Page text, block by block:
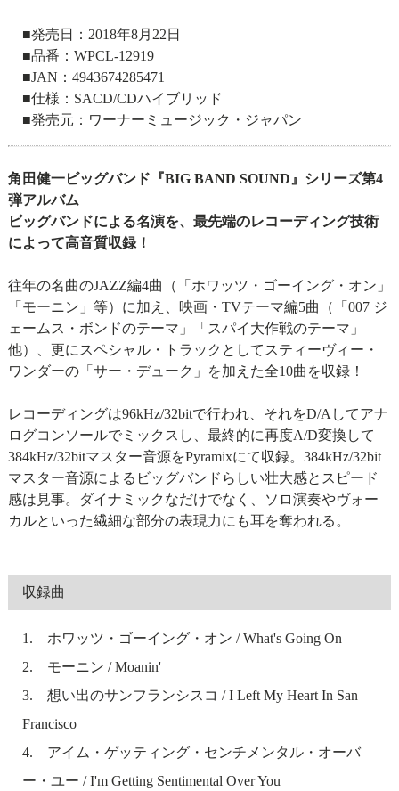
■発売日：2018年8月22日
■品番：WPCL-12919
■JAN：4943674285471
■仕様：SACD/CDハイブリッド
■発売元：ワーナーミュージック・ジャパン
角田健一ビッグバンド『BIG BAND SOUND』シリーズ第4
弾アルバム
ビッグバンドによる名演を、最先端のレコーディング技術
によって高音質収録！
往年の名曲のJAZZ編4曲（「ホワッツ・ゴーイング・オン」
「モーニン」等）に加え、映画・TVテーマ編5曲（「007 ジ
ェームス・ボンドのテーマ」「スパイ大作戦のテーマ」
他）、更にスペシャル・トラックとしてスティーヴィー・
ワンダーの「サー・デューク」を加えた全10曲を収録！
レコーディングは96kHz/32bitで行われ、それをD/Aしてアナ
ログコンソールでミックスし、最終的に再度A/D変換して
384kHz/32bitマスター音源をPyramixにて収録。384kHz/32bit
マスター音源によるビッグバンドらしい壮大感とスピード
感は見事。ダイナミックなだけでなく、ソロ演奏やヴォー
カルといった繊細な部分の表現力にも耳を奪われる。
収録曲
1. ホワッツ・ゴーイング・オン / What's Going On
2. モーニン / Moanin'
3. 想い出のサンフランシスコ / I Left My Heart In San
Francisco
4. アイム・ゲッティング・センチメンタル・オーバ
ー・ユー / I'm Getting Sentimental Over You